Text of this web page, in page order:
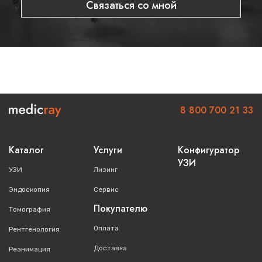
Звоните по телефону 8 800 700 21 33 уже сейчас, чтобы
получить выгодную цену и лучшие условия финансирования.
Связаться со мной
Каталог
УЗИ
Эндоскопия
Томография
Рентгенология
Реанимация
Услуги
Лизинг
Сервис
Покупателю
Оплата
Доставка
Конфигуратор
УЗИ
8 800 700 21 33